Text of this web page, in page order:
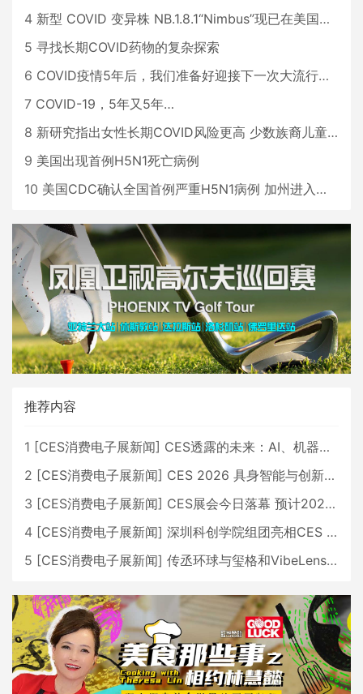
4 新型 COVID 变异株 NB.1.8.1“Nimbus”现已在美国占据主导地位
5 寻找长期COVID药物的复杂探索
6 COVID疫情5年后，我们准备好迎接下一次大流行了吗？
7 COVID-19，5年又5年…
8 新研究指出女性长期COVID风险更高 少数族裔儿童存在差异
9 美国出现首例H5N1死亡病例
10 美国CDC确认全国首例严重H5N1病例 加州进入紧急状态
推荐内容
1 [CES消费电子展新闻] CES透露的未来：AI、机器人与智能生活大爆发
2 [CES消费电子展新闻] CES 2026 具身智能与创新领域 中国公司大放异彩
3 [CES消费电子展新闻] CES展会今日落幕 预计2026行业收入将超五千亿美元
4 [CES消费电子展新闻] 深圳科创学院组团亮相CES 广受好评
5 [CES消费电子展新闻] 传丞环球与玺格和VibeLens共同推出全新耳机